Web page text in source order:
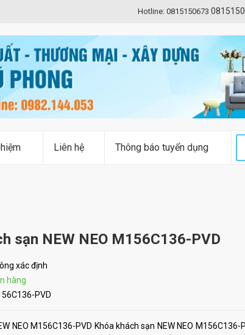
Hotline: 0815150673
Liên hệ Thông báo tuyển dụng
sạn NEW NEO M156C136-PVD
xác định
hàng
PVD
NEO M156C136-PVD Khóa khách sạn NEW NEO